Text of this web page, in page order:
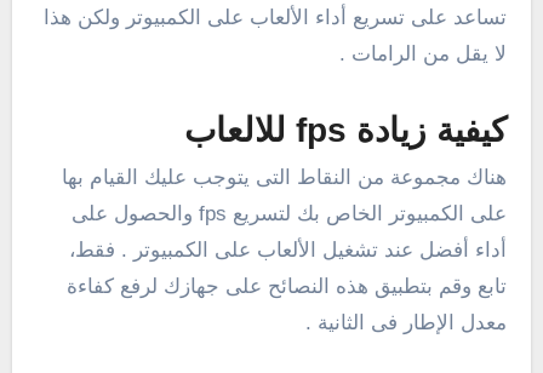
تساعد على تسريع أداء الألعاب على الكمبيوتر ولكن هذا
لا يقل من الرامات .
كيفية زيادة fps للالعاب
هناك مجموعة من النقاط التى يتوجب عليك القيام بها
على الكمبيوتر الخاص بك لتسريع fps والحصول على
أداء أفضل عند تشغيل الألعاب على الكمبيوتر . فقط،
تابع وقم بتطبيق هذه النصائح على جهازك لرفع كفاءة
معدل الإطار فى الثانية .